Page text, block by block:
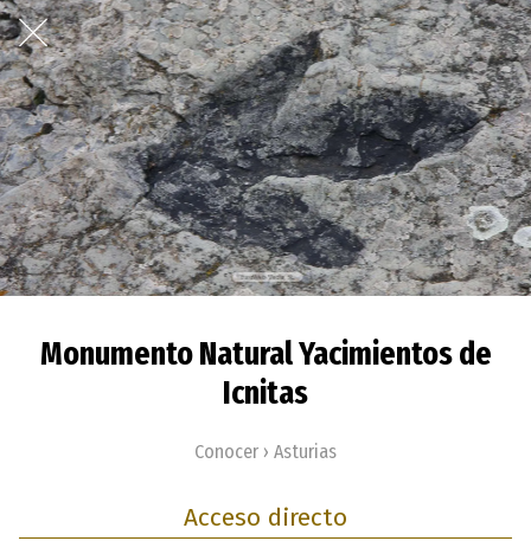
Monumento Natural Yacimientos de
Icnitas
Conocer › Asturias
Acceso directo